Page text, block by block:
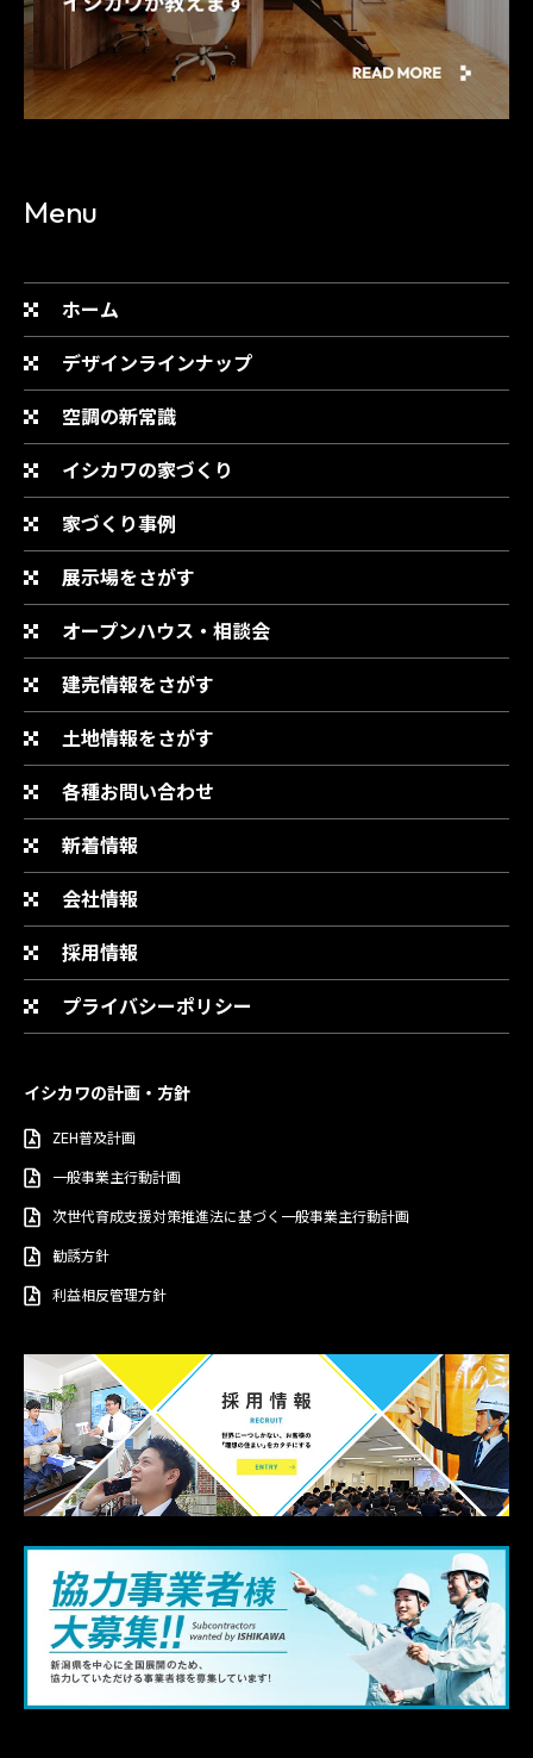
Menu
ホーム
デザインラインナップ
空調の新常識
イシカワの家づくり
家づくり事例
展示場をさがす
オープンハウス・相談会
建売情報をさがす
土地情報をさがす
各種お問い合わせ
新着情報
会社情報
採用情報
プライバシーポリシー
イシカワの計画・方針
ZEH普及計画
一般事業主行動計画
次世代育成支援対策推進法に基づく一般事業主行動計画
勧誘方針
利益相反管理方針